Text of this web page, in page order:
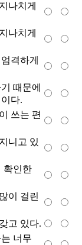
나치게
나치게
격하게
때문에
다.
쓰는 편
니고 있
확인한
이 걸린
고 있다.
너무